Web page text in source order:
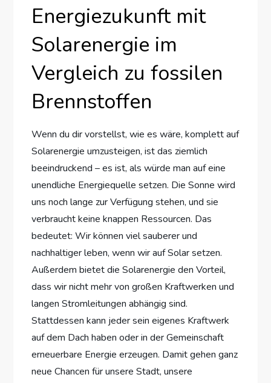
Energiezukunft mit
Solarenergie im
Vergleich zu fossilen
Brennstoffen
Wenn du dir vorstellst, wie es wäre, komplett auf
Solarenergie umzusteigen, ist das ziemlich
beeindruckend – es ist, als würde man auf eine
unendliche Energiequelle setzen. Die Sonne wird
uns noch lange zur Verfügung stehen, und sie
verbraucht keine knappen Ressourcen. Das
bedeutet: Wir können viel sauberer und
nachhaltiger leben, wenn wir auf Solar setzen.
Außerdem bietet die Solarenergie den Vorteil,
dass wir nicht mehr von großen Kraftwerken und
langen Stromleitungen abhängig sind.
Stattdessen kann jeder sein eigenes Kraftwerk
auf dem Dach haben oder in der Gemeinschaft
erneuerbare Energie erzeugen. Damit gehen ganz
neue Chancen für unsere Stadt, unsere